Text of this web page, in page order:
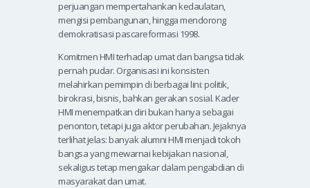
perjuangan mempertahankan kedaulatan,
mengisi pembangunan, hingga mendorong
demokratisasi pascareformasi 1998.
Komitmen HMI terhadap umat dan bangsa tidak
pernah pudar. Organisasi ini konsisten
melahirkan pemimpin di berbagai lini: politik,
birokrasi, bisnis, bahkan gerakan sosial. Kader
HMI menempatkan diri bukan hanya sebagai
penonton, tetapi juga aktor perubahan. Jejaknya
terlihat jelas: banyak alumni HMI menjadi tokoh
bangsa yang mewarnai kebijakan nasional,
sekaligus tetap mengakar dalam pengabdian di
masyarakat dan umat.